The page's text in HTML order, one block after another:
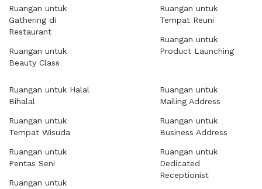
Ruangan untuk
Gathering di
Restaurant
Ruangan untuk
Beauty Class
Ruangan untuk
Tempat Reuni
Ruangan untuk
Product Launching
Ruangan untuk Halal
Bihalal
Ruangan untuk
Tempat Wisuda
Ruangan untuk
Pentas Seni
Ruangan untuk
Ruangan untuk
Mailing Address
Ruangan untuk
Business Address
Ruangan untuk
Dedicated
Receptionist